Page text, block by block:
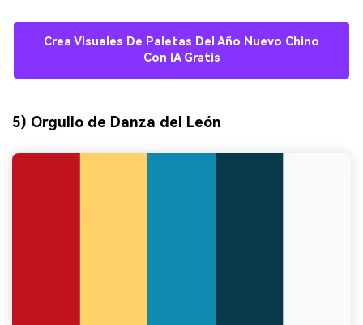
Crea Visuales De Paletas Del Año Nuevo Chino
Con IA Gratis
5) Orgullo de Danza del León